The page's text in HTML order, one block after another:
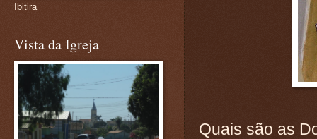
Quais são as
Ibitira
Vista da Igreja